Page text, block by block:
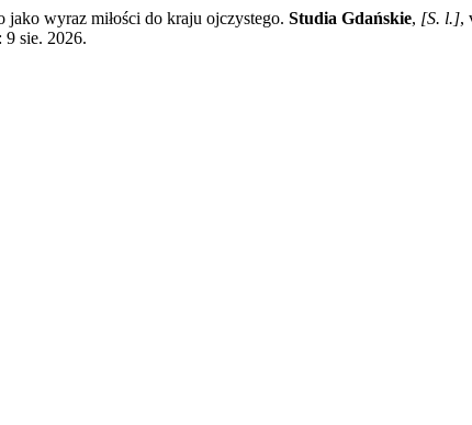
wyraz miłości do kraju ojczystego. Studia Gdańskie, [S. l.],
9 sie. 2026.